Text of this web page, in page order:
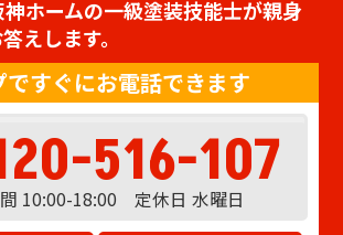
ホームの一級塗装技能士が親身
えします。
ですぐにお電話できます
516-107
10:00-18:00 定休日 水曜日